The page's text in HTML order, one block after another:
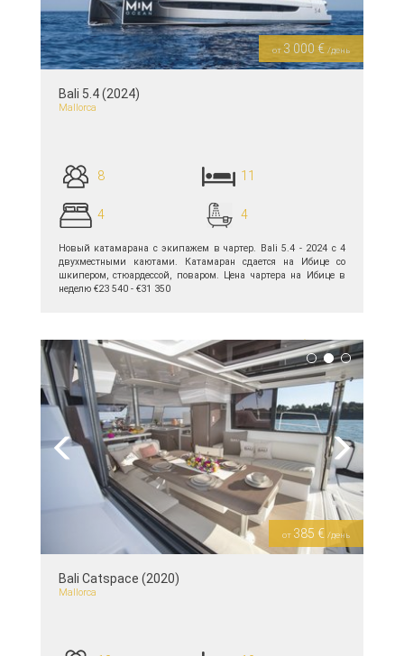
от 3 000 € /день
Bali 5.4 (2024)
Mallorca
8 11
4 4
Новый катамарана с экипажем в чартер. Bali 5.4 - 2024 с 4
двухместными каютами. Катамаран сдается на Ибице со
шкипером, стюардессой, поваром. Цена чартера на Ибице в
неделю €23 540 - €31 350
подробнее >>
Previous Next
от 385 € /день
Bali Catspace (2020)
Mallorca